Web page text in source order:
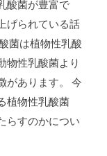
酸菌が豊富で
げられている話
菌は植物性乳酸
物性乳酸菌より
があります。 今
植物性乳酸菌
らすのかについ